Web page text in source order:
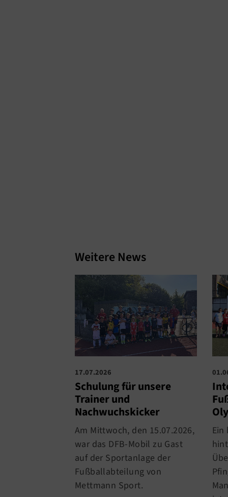
Weitere News
17.07.2026
Schulung für unsere
Trainer und
Nachwuchskicker
Am Mittwoch, den 15.07.2026,
war das DFB-Mobil zu Gast
auf der Sportanlage der
Fußballabteilung von
Mettmann Sport.